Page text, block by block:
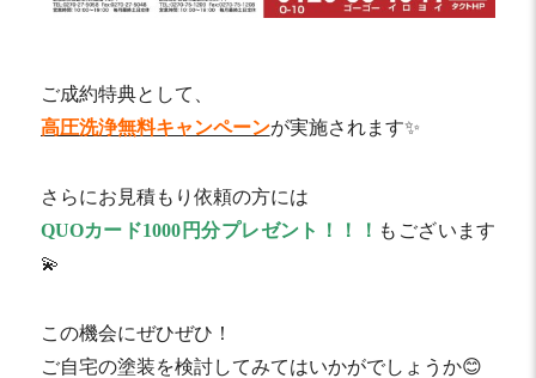
ご成約特典として、
高圧洗浄無料キャンペーンが実施されます✨
さらにお見積もり依頼の方には
QUOカード1000円分プレゼント！！！ もございます
💫
この機会にぜひぜひ！
ご自宅の塗装を検討してみてはいかがでしょうか😊